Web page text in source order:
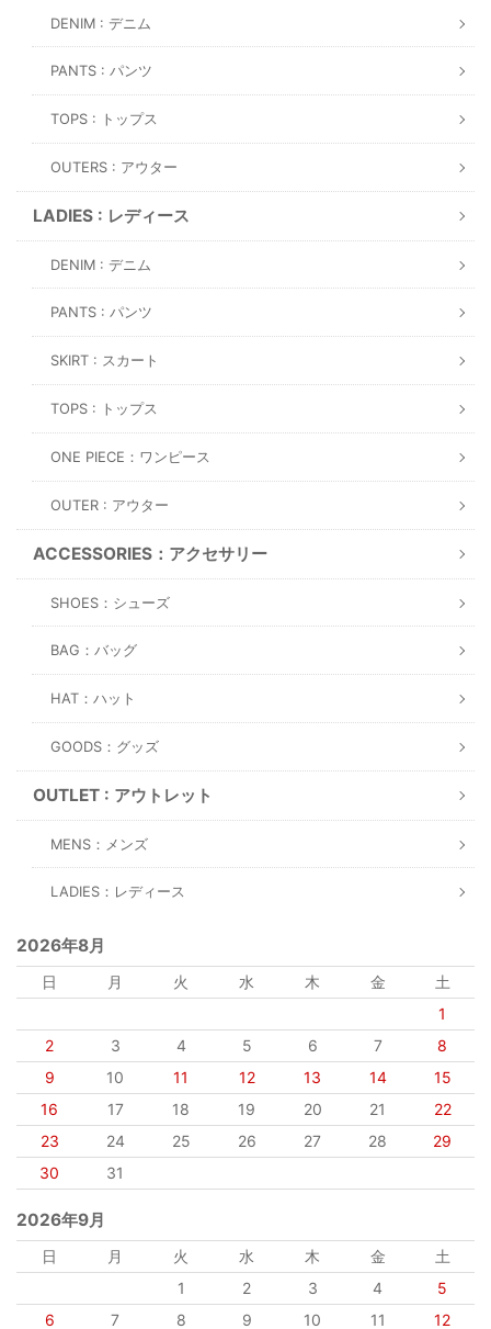
DENIM : デニム
PANTS : パンツ
TOPS : トップス
OUTERS : アウター
LADIES : レディース
DENIM : デニム
PANTS : パンツ
SKIRT : スカート
TOPS : トップス
ONE PIECE：ワンピース
OUTER : アウター
ACCESSORIES：アクセサリー
SHOES：シューズ
BAG：バッグ
HAT：ハット
GOODS：グッズ
OUTLET : アウトレット
MENS：メンズ
LADIES：レディース
2026年8月
日 月 火 水 木 金
土
1
2
3 4 5 6 7
8
9
10 11 12 13 14
15
16
17 18 19 20 21
22
23
24 25 26 27 28
29
30
31
2026年9月
日 月 火 水 木 金
土
1
2 3 4
5
6
7 8 9 10 11
12